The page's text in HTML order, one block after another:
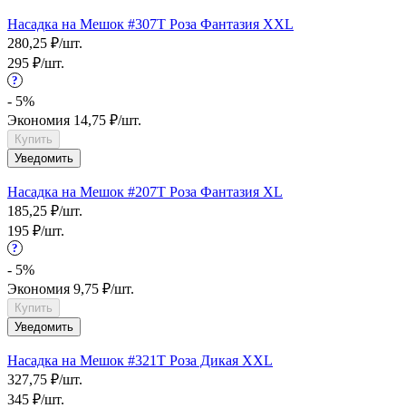
Насадка на Мешок #307T Роза Фантазия XXL
280,25 ₽/шт.
295 ₽/шт.
?
- 5%
Экономия 14,75 ₽/шт.
Купить
Уведомить
Насадка на Мешок #207T Роза Фантазия XL
185,25 ₽/шт.
195 ₽/шт.
?
- 5%
Экономия 9,75 ₽/шт.
Купить
Уведомить
Насадка на Мешок #321T Роза Дикая XXL
327,75 ₽/шт.
345 ₽/шт.